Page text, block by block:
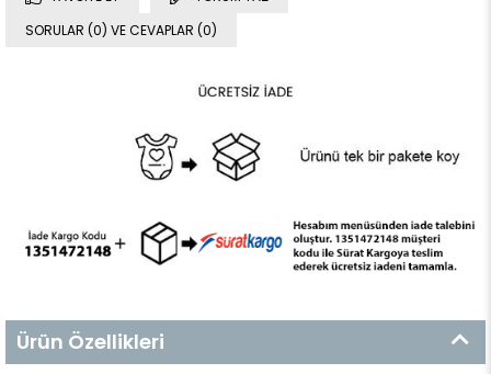
SORULAR (0) VE CEVAPLAR (0)
Ürün Özellikleri